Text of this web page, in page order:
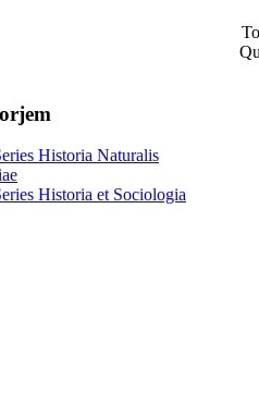
Historia Naturalis
Historia et Sociologia